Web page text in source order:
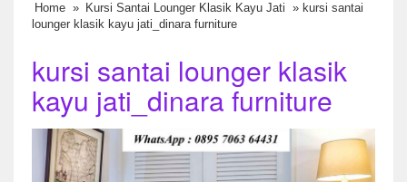
Home » Kursi Santai Lounger Klasik Kayu Jati » kursi santai
lounger klasik kayu jati_dinara furniture
kursi santai lounger klasik
kayu jati_dinara furniture